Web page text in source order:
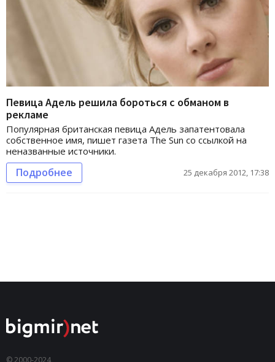
Певица Адель решила бороться с обманом в
рекламе
Популярная британская певица Адель запатентовала
собственное имя, пишет газета The Sun со ссылкой на
неназванные источники.
Подробнее 25 декабря 2012, 17:38
© 2000-2024,